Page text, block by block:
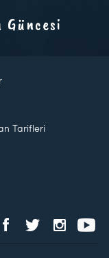
Tarifleri